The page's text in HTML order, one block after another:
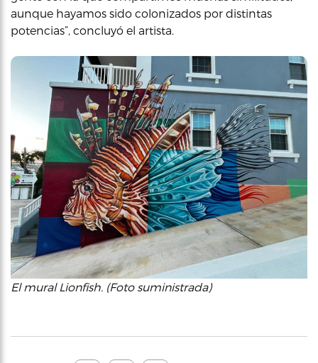
aunque hayamos sido colonizados por distintas
potencias”, concluyó el artista.
El mural Lionfish. (Foto suministrada)